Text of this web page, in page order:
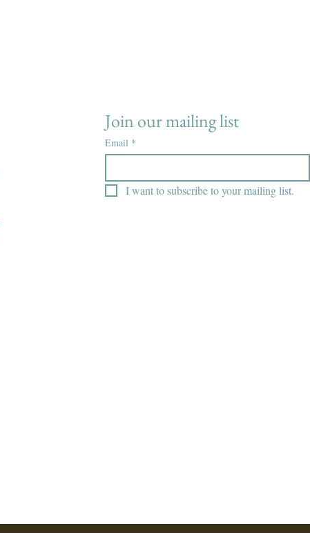
Join our mailing list
Email *
I want to subscribe to your mailing list.